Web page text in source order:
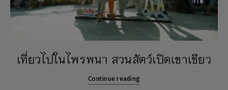
เที่ยวไปในไพรพนา สวนสัตว์เปิดเขาเขียว
Continue reading